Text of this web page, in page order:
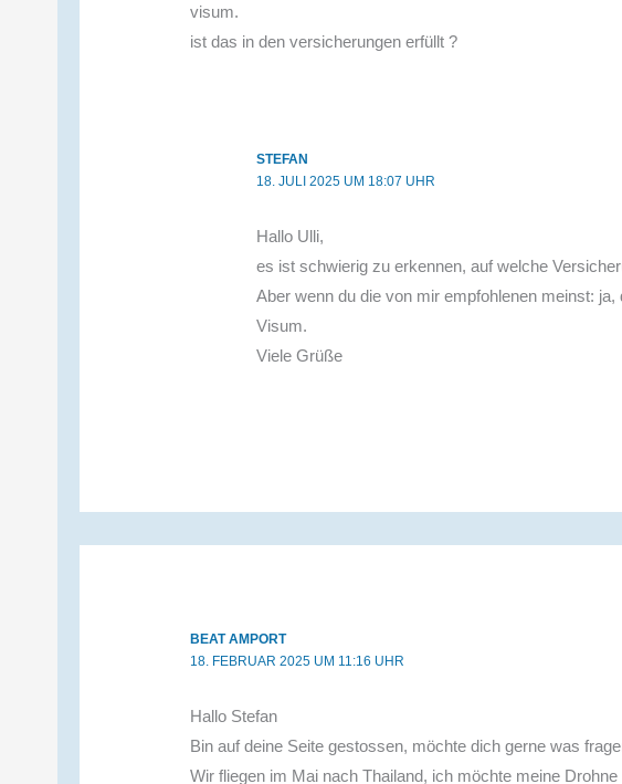
visum.
ist das in den versicherungen erfüllt ?
STEFAN
18. JULI 2025 UM 18:07 UHR
Hallo Ulli,
es ist schwierig zu erkennen, auf welche
Aber wenn du die von mir empfohlenen meinst: ja,
Visum.
Viele Grüße
BEAT AMPORT
18. FEBRUAR 2025 UM 11:16 UHR
Hallo Stefan
Bin auf deine Seite gestossen, möchte dich gerne was
Wir fliegen im Mai nach Thailand, ich möchte meine